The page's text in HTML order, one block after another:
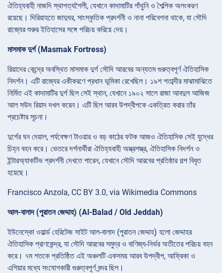
ঐতিহ্যবাহী নাজদি স্থাপত্যশৈলী, যেখানে কাদামাটির গাঁথুনি ও শৈল্পিক অলংকরণ
রয়েছে। দিরিয়াহতে জাদুঘর, সাংস্কৃতিক প্রদর্শনী ও নানা পরিবেশনা থাকে, যা সৌদি
রাজ্যের শুরুর ইতিহাসের সঙ্গে পরিচয় করিয়ে দেয়।
মাসমাক দুর্গ (Masmak Fortress)
রিয়াদের কেন্দ্রে অবস্থিত মাসমাক দুর্গ সৌদি আরবের অন্যতম গুরুত্বপূর্ণ ঐতিহাসিক
নিদর্শন। এটি রাজ্যের একীকরণে প্রধান ভূমিকা রেখেছিল। ১৯শ শতাব্দীর মাঝামাঝিতে
নির্মিত এই কাদামাটির দুর্গ ছিল সেই স্থান, যেখানে ১৯০২ সালে রাজা আবদুল আজিজ
আল সউদ রিয়াদ দখল করেন। এটি ছিল আরব উপদ্বীপকে একত্রিত করার তাঁর
প্রচেষ্টার সূচনা।
দুর্গের ঘন দেয়াল, পর্যবেক্ষণ টাওয়ার ও বড় কাঠের ফটক আজও ঐতিহাসিক সেই যুদ্ধের
চিহ্ন বহন করে। ভেতরে দর্শনার্থীরা ঐতিহ্যবাহী অস্ত্রশস্ত্র, ঐতিহাসিক নিদর্শন ও
ইন্টারঅ্যাকটিভ প্রদর্শনী দেখতে পারেন, যেখানে সৌদি আরবের প্রতিষ্ঠার গল্প বিবৃত
হয়েছে।
Francisco Anzola, CC BY 3.0, via Wikimedia Commons
আল-বালাদ (পুরাতন জেদ্দাহ) (Al-Balad / Old Jeddah)
ইউনেস্কো ওয়ার্ল্ড হেরিটেজ সাইট আল-বালাদ (পুরাতন জেদ্দাহ) হলো জেদ্দাহর
ঐতিহাসিক প্রাণকেন্দ্র, যা সৌদি আরবের সমুদ্র ও বাণিজ্য-নির্ভর অতীতের পরিচয় বহন
করে। ৭ম শতকে প্রতিষ্ঠিত এই অঞ্চলটি একসময় আরব উপদ্বীপ, আফ্রিকা ও
এশিয়ার মধ্যে সংযোগকারী গুরুত্বপূর্ণ বন্দর ছিল।